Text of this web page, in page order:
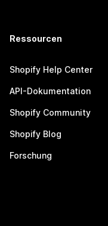
Ressourcen
Shopify Help Center
API-Dokumentation
Shopify Community
Shopify Blog
Forschung